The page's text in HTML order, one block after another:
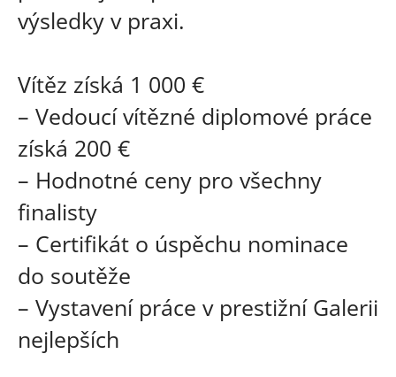
výsledky v praxi.
Vítěz získá 1 000 €
– Vedoucí vítězné diplomové práce
získá 200 €
– Hodnotné ceny pro všechny
finalisty
– Certifikát o úspěchu nominace
do soutěže
– Vystavení práce v prestižní Galerii
nejlepších